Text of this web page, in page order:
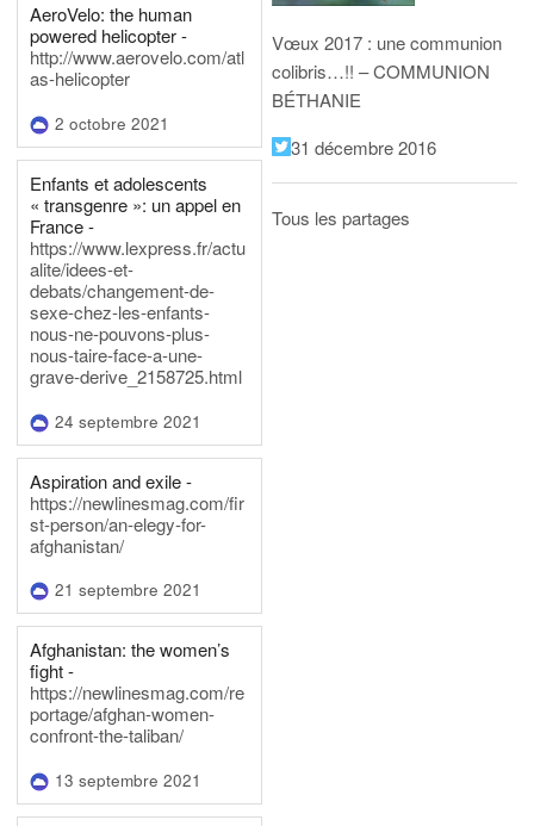
AeroVelo: the human
powered helicopter -
http://www.aerovelo.com/atl
as-helicopter
2 octobre 2021
Enfants et adolescents
« transgenre »: un appel en
France -
https://www.lexpress.fr/actu
alite/idees-et-
debats/changement-de-
sexe-chez-les-enfants-
nous-ne-pouvons-plus-
nous-taire-face-a-une-
grave-derive_2158725.html
24 septembre 2021
Aspiration and exile -
https://newlinesmag.com/fir
st-person/an-elegy-for-
afghanistan/
21 septembre 2021
Afghanistan: the women’s
fight -
https://newlinesmag.com/re
portage/afghan-women-
confront-the-taliban/
13 septembre 2021
Vœux 2017 : une communion
colibris…!! – COMMUNION
BÉTHANIE
31 décembre 2016
Tous les partages